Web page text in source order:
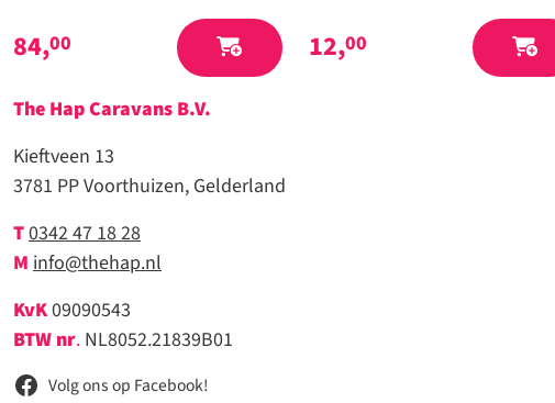
84,00 12,00
The Hap Caravans B.V.
Kieftveen 13
3781 PP Voorthuizen, Gelderland
T0342 47 18 28
M info@thehap.nl
KvK09090543
BTW nr. NL8052.21839B01
Volg ons op Facebook!